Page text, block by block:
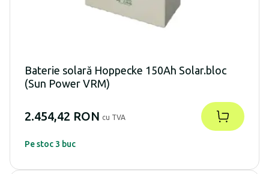
Baterie solară Hoppecke 150Ah Solar.bloc
(Sun Power VRM)
2.454,42 RON cu TVA
Pe stoc 3 buc